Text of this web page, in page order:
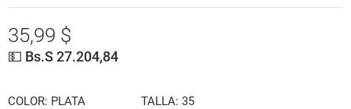
35,99 $
💵 Bs.S 27.204,84
COLOR: PLATA TALLA: 35